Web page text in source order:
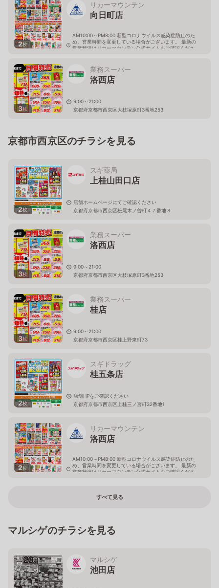
2枚
リカーマウンテン
向日町店
AM10:00～PM8:00 新型コロナウイルス感染症防止のた
め、営業時間を変更している場合がございます。 最新の
営業状況はリカーマウンテン公式サイトをご確認くださ
3枚
業務スーパー
洛西店
9:00～21:00
京都府京都市西京区大枝塚原町3番地253
京都市西京区のチラシを見る
2枚
スギ薬局
上桂山田口店
店舗ホームページにてご確認ください
京都府京都市西京区松尾木ノ曽町４７番地３
3枚
業務スーパー
洛西店
9:00～21:00
京都府京都市西京区大枝塚原町3番地253
3枚
業務スーパー
桂店
9:00～21:00
京都府京都市西京区桂上野東町73
2枚
スギドラッグ
桂五条店
店舗HPをご確認ください
京都府京都市西京区上桂三ノ宮町32番地1
2枚
リカーマウンテン
洛西店
AM10:00～PM8:00 新型コロナウイルス感染症防止のた
め、営業時間を変更している場合がございます。 最新の
営業状況はリカーマウンテン公式サイトをご確認くださ
すべて見る
マルシゲのチラシを見る
マルシゲ
池田店